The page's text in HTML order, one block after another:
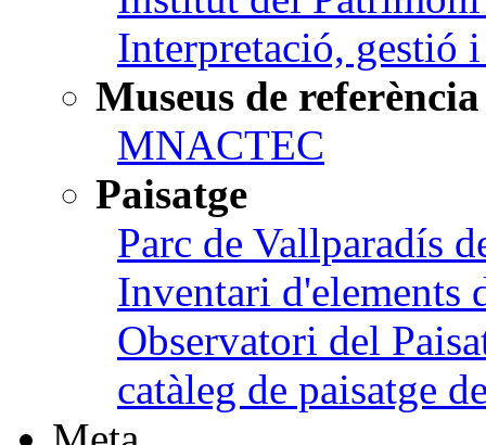
Interpretació, gestió
Museus de referència
MNACTEC
Paisatge
Parc de Vallparadís
Inventari d'elements
Observatori del
catàleg de paisatge